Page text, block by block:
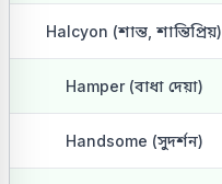
Halcyon (শান্ত, শান্তিপ্রিয়)
Hamper (বাধা দেয়া)
Handsome (সুদর্শন)